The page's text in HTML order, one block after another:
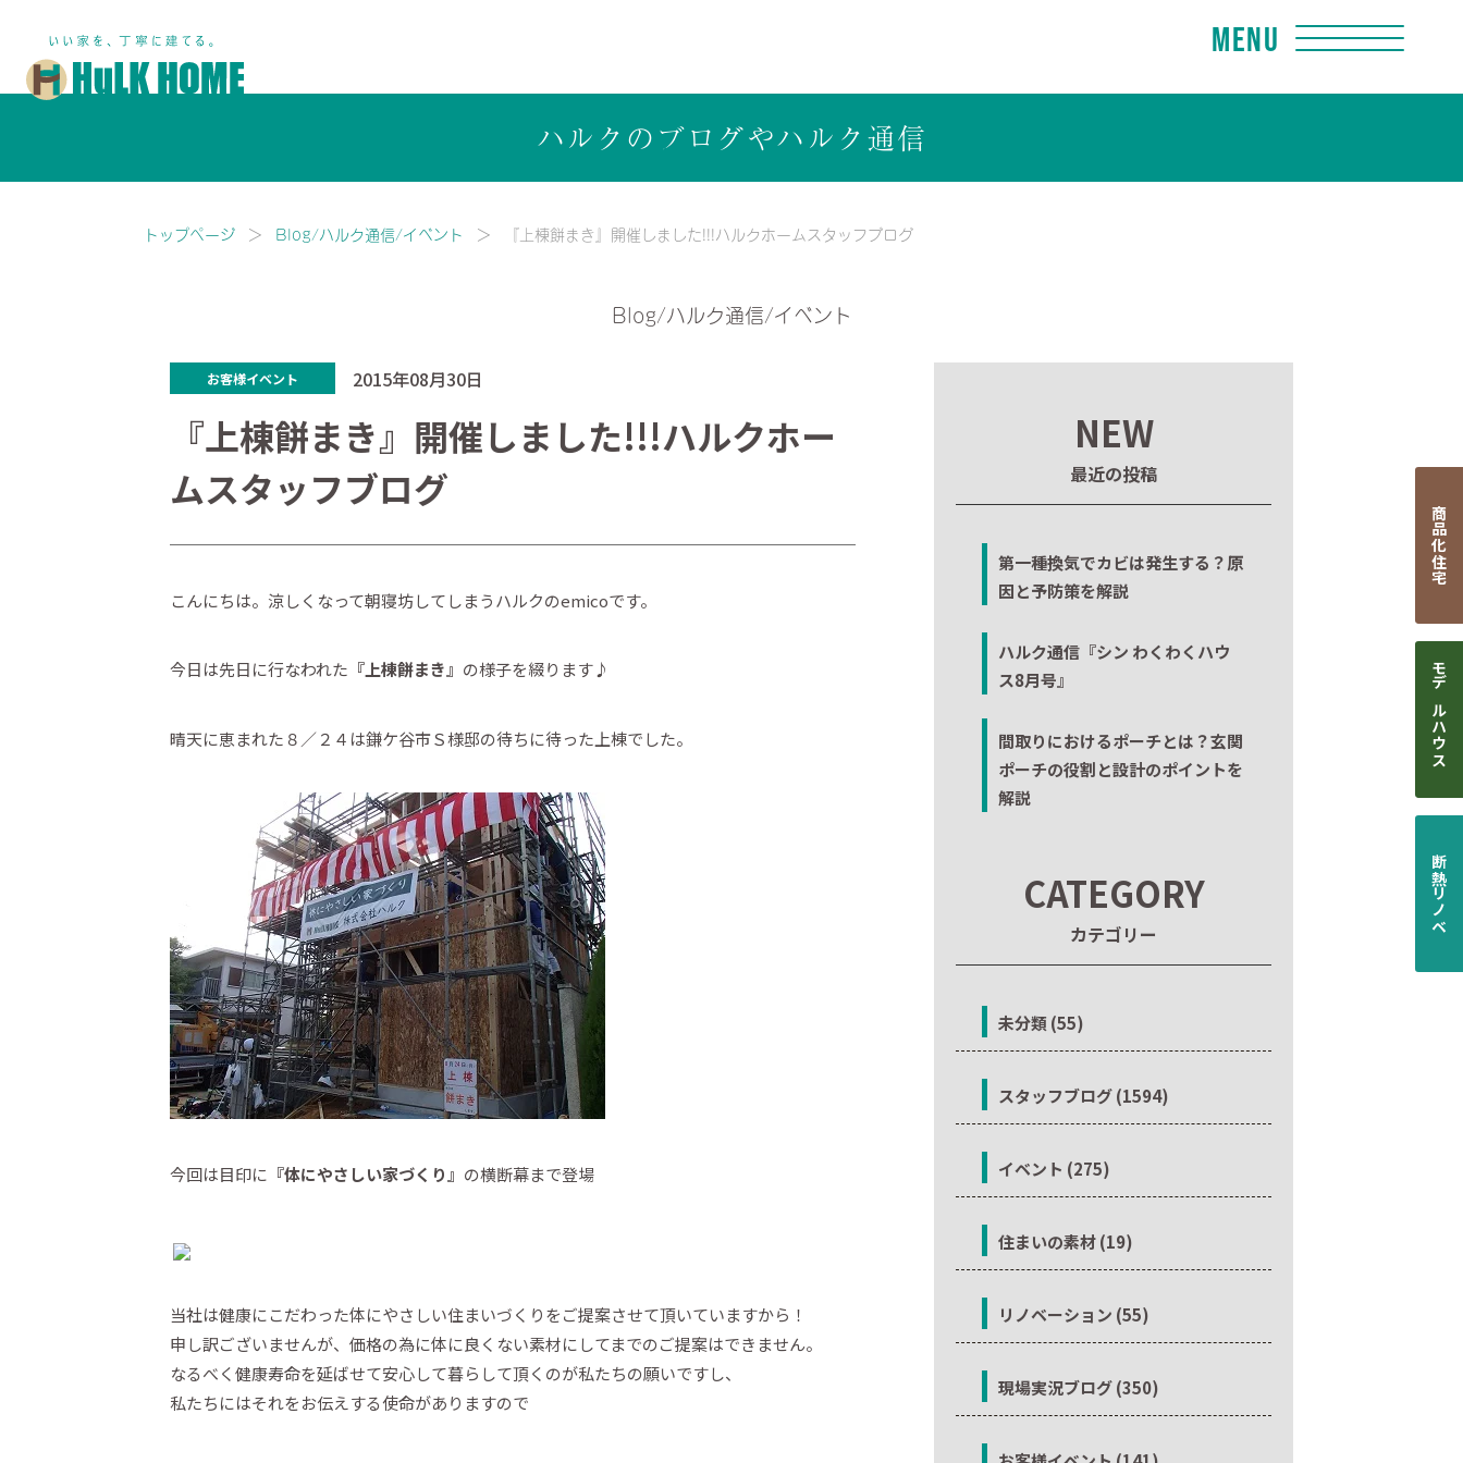
Menu
ハルクのブログやハルク通信
トップページ Blog/ハルク通信/イベント 『上棟餅まき』開催しました!!!ハルクホームスタッフブログ
Blog/ハルク通信/イベント
お客様イベント 2015年08月30日
『上棟餅まき』開催しました!!!ハルクホー
ムスタッフブログ
こんにちは。涼しくなって朝寝坊してしまうハルクのemicoです。
今日は先日に行なわれた 『上棟餅まき』 の様子を綴ります♪
晴天に恵まれた８／２４は鎌ケ谷市Ｓ様邸の待ちに待った上棟でした。
今回は目印に 『体にやさしい家づくり』 の横断幕まで登場
当社は健康にこだわった体にやさしい住まいづくりをご提案させて頂いていますから！
申し訳ございませんが、価格の為に体に良くない素材にしてまでのご提案はできません。
なるべく健康寿命を延ばせて安心して暮らして頂くのが私たちの願いですし、
私たちにはそれをお伝えする使命がありますので
NEW
最近の投稿
第一種換気でカビは発生する？原
因と予防策を解説
ハルク通信『シン わくわくハウ
ス8月号』
間取りにおけるポーチとは？玄関
ポーチの役割と設計のポイントを
解説
CATEGORY
カテゴリー
未分類 (55)
スタッフブログ (1594)
イベント (275)
住まいの素材 (19)
リノベーション (55)
現場実況ブログ (350)
商品化住宅
モデルハウス
断熱リノベ